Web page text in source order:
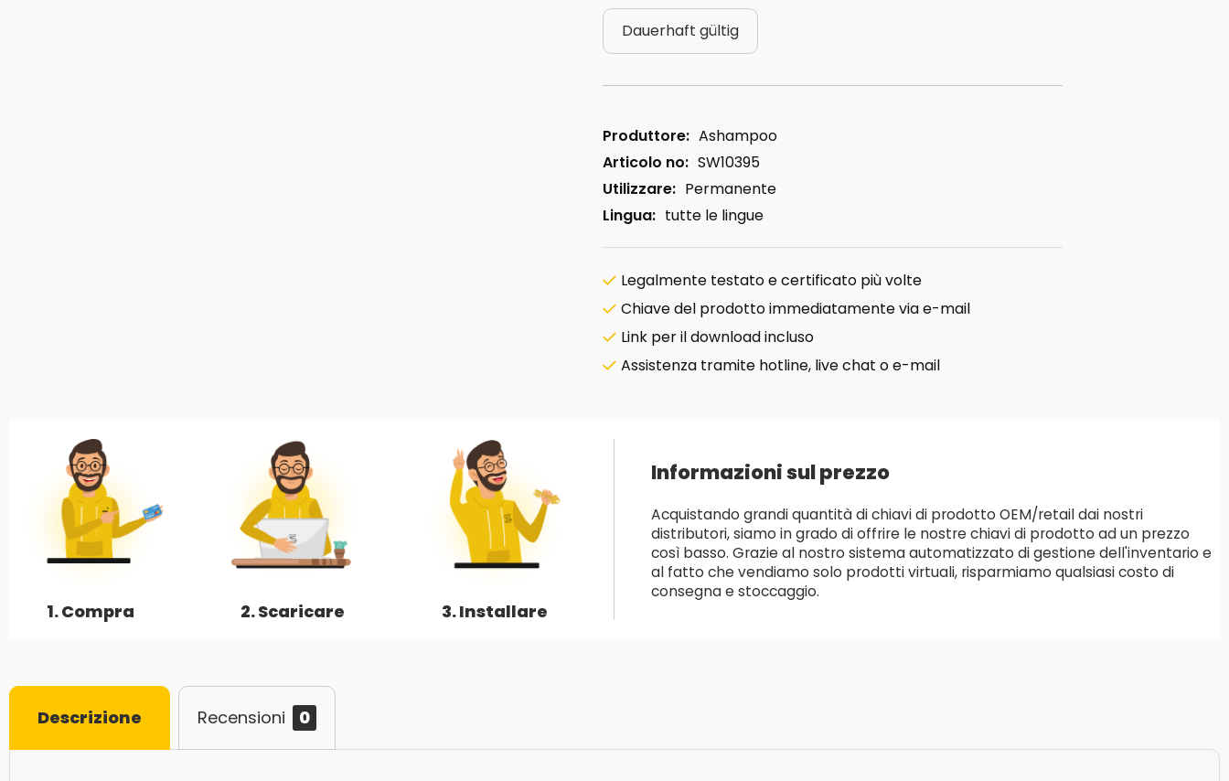
Dauerhaft gültig
Produttore: Ashampoo
Articolo no: SW10395
Utilizzare: Permanente
Lingua: tutte le lingue
Legalmente testato e certificato più volte
Chiave del prodotto immediatamente via e-mail
Link per il download incluso
Assistenza tramite hotline, live chat o e-mail
1. Compra 2. Scaricare 3. Installare
Informazioni sul prezzo
Acquistando grandi quantità di chiavi di prodotto OEM/retail dai nostri
distributori, siamo in grado di offrire le nostre chiavi di prodotto ad un prezzo
così basso. Grazie al nostro sistema automatizzato di gestione dell'inventario e
al fatto che vendiamo solo prodotti virtuali, risparmiamo qualsiasi costo di
consegna e stoccaggio.
Descrizione Recensioni 0